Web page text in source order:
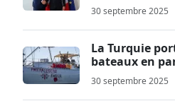
30 septembre 2025
La Turquie
bateaux en
30 septembre 2025